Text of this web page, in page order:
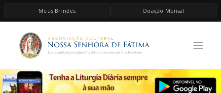
Meus Brindes Doação Mensal
HOME
A ASSOCIAÇÃO
CONTEÚDOS DE MARIA